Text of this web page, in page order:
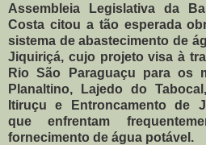
Assembleia Legislativa da
Costa citou a tão esperada
sistema de abastecimento de
Jiquiriçá, cujo projeto visa à
Rio São Paraguaçu para os
Planaltino, Lajedo do
Itiruçu e Entroncamento de
que enfrentam
fornecimento de água potável.